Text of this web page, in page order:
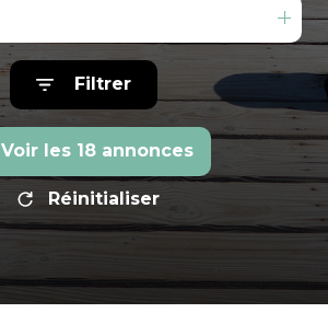
Filtrer
Voir les 18 annonces
Réinitialiser